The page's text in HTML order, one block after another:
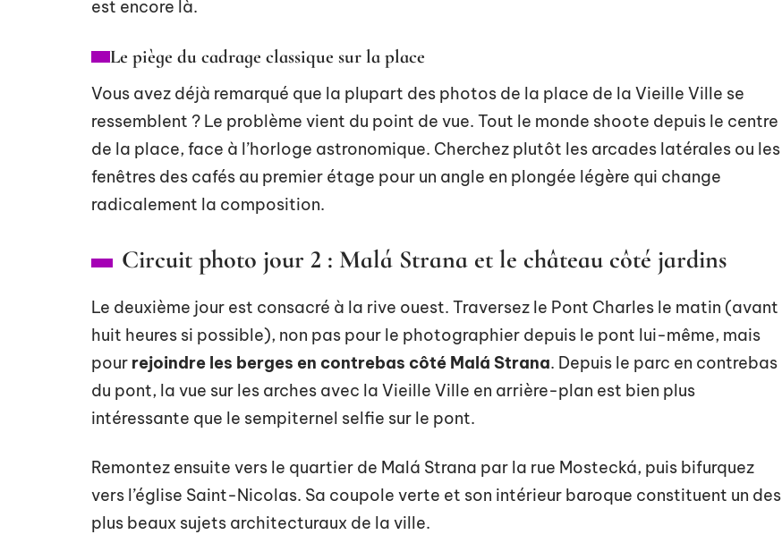
est encore là.
Le piège du cadrage classique sur la place
Vous avez déjà remarqué que la plupart des photos de la place de la Vieille Ville se
ressemblent ? Le problème vient du point de vue. Tout le monde shoote depuis le centre
de la place, face à l’horloge astronomique. Cherchez plutôt les arcades latérales ou les
fenêtres des cafés au premier étage pour un angle en plongée légère qui change
radicalement la composition.
Circuit photo jour 2 : Malá Strana et le château côté jardins
Le deuxième jour est consacré à la rive ouest. Traversez le Pont Charles le matin (avant
huit heures si possible), non pas pour le photographier depuis le pont lui-même, mais
pour rejoindre les berges en contrebas côté Malá Strana. Depuis le parc en contrebas
du pont, la vue sur les arches avec la Vieille Ville en arrière-plan est bien plus
intéressante que le sempiternel selfie sur le pont.
Remontez ensuite vers le quartier de Malá Strana par la rue Mostecká, puis bifurquez
vers l’église Saint-Nicolas. Sa coupole verte et son intérieur baroque constituent un des
plus beaux sujets architecturaux de la ville.